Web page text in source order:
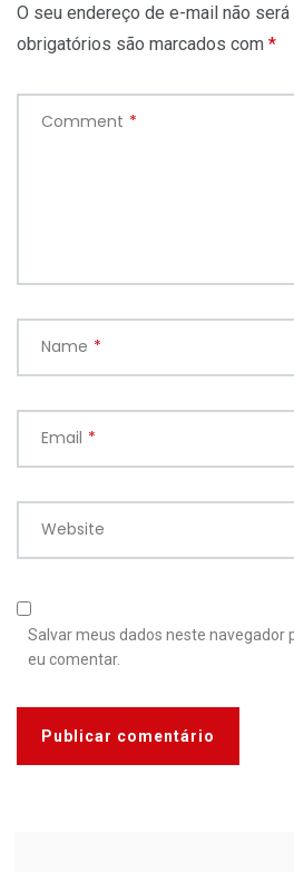
O seu endereço de e-mail não será
obrigatórios são marcados com *
Comment *
Name *
Email *
Website
Salvar meus dados neste navegador
eu comentar.